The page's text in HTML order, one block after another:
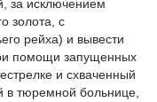
за исключением
золота, с
рейха) и вывести
помощи запущенных
и схваченный
в тюремной больнице,